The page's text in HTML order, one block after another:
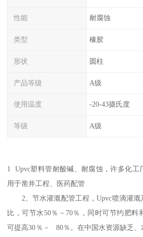
性能 耐腐蚀
类型 橡胶
形状 圆柱
产品等级 A级
使用温度 -20-43摄氏度
等级 A级
1 Upvc塑料管耐酸碱、耐腐蚀，许多化工
用于凿井工程、医药配管
2、节水灌溉配管工程，Upvc喷滴灌溉
比，可节水50％－70％，同时可节约肥料
可提高30％－ 80％。在中国水资源缺乏、